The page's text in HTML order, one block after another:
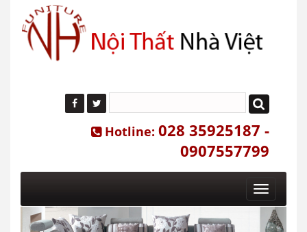
Hotline: 028 35925187 -
0907557799
Toggle